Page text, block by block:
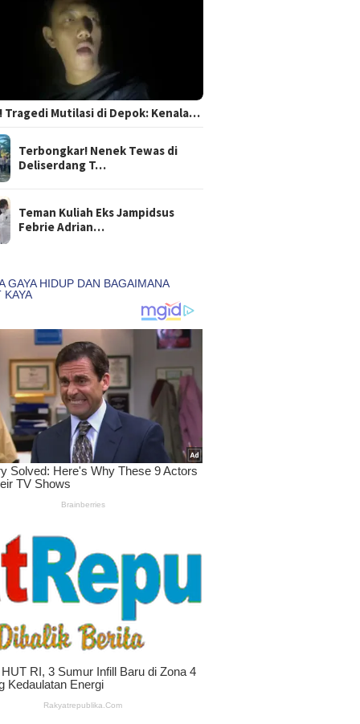
Tragedi Mutilasi di Depok: Kenala…
Terbongkar! Nenek Tewas di
Deliserdang T…
Teman Kuliah Eks Jampidsus
Febrie Adrian…